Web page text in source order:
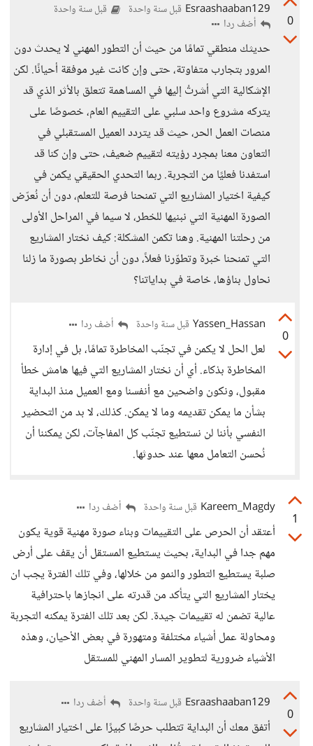
0
Esraashaaban129 قبل سنة واحدة قبل سنة واحدة
أضف ردا
حديثك منطقي تمامًا من حيث أن التطور المهني لا يحدث دون
المرور بتجارب متفاوتة، حتى وإن كانت غير موفقة أحيانًا. لكن
الإشكالية التي أشرتُ إليها في المساهمة تتعلق بالأثر الذي قد
يتركه مشروع واحد سلبي على التقييم العام، خصوصًا على
منصات العمل الحر، حيث قد يتردد العميل المستقبلي في
التعاون معنا بمجرد رؤيته لتقييم ضعيف، حتى وإن كنا قد
استفدنا فعليًا من التجربة. ربما التحدي الحقيقي يكمن في
كيفية اختيار المشاريع التي تمنحنا فرصة للتعلم، دون أن نُعرّض
الصورة المهنية التي نبنيها للخطر، لا سيما في المراحل الأولى
من رحلتنا المهنية. وهنا تكمن المشكلة: كيف نختار المشاريع
التي تمنحنا خبرة وتطوّرنا فعلاً، دون أن نخاطر بصورة ما زلنا
نحاول بناؤها، خاصة في بداياتنا؟
0
Yassen_Hassan قبل سنة واحدة أضف ردا
لعل الحل لا يكمن في تجنّب المخاطرة تمامًا، بل في إدارة
المخاطرة بذكاء. أي أن نختار المشاريع التي فيها هامش خطأ
مقبول، ونكون واضحين مع أنفسنا ومع العميل منذ البداية
بشأن ما يمكن تقديمه وما لا يمكن. كذلك، لا بد من التحضير
النفسي بأننا لن نستطيع تجنّب كل المفاجآت، لكن يمكننا أن
نُحسن التعامل معها عند حدوثها.
1
Kareem_Magdy قبل سنة واحدة أضف ردا
أعتقد أن الحرص على التقييمات وبناء صورة مهنية قوية يكون
مهم جدا في البداية، بحيث يستطيع المستقل أن يقف على أرض
صلبة يستطيع التطور والنمو من خلالها، وفي تلك الفترة يجب ان
يختار المشاريع التي يتأكد من قدرته على انجازها باحترافية
عالية تضمن له تقييمات جيدة. لكن بعد تلك الفترة يمكنه التجربة
ومحاولة عمل أشياء مختلفة ومتهورة في بعض الأحيان، وهذه
الأشياء ضرورية لتطوير المسار المهني للمستقل
0
Esraashaaban129 قبل سنة واحدة أضف ردا
أتفق معك أن البداية تتطلب حرصًا كبيرًا على اختيار المشاريع